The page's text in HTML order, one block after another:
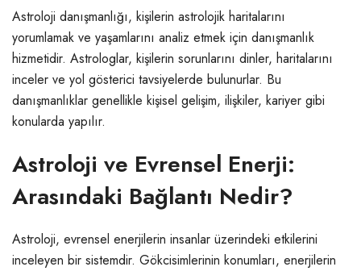
Astroloji danışmanlığı, kişilerin astrolojik haritalarını
yorumlamak ve yaşamlarını analiz etmek için danışmanlık
hizmetidir. Astrologlar, kişilerin sorunlarını dinler, haritalarını
inceler ve yol gösterici tavsiyelerde bulunurlar. Bu
danışmanlıklar genellikle kişisel gelişim, ilişkiler, kariyer gibi
konularda yapılır.
Astroloji ve Evrensel Enerji:
Arasındaki Bağlantı Nedir?
Astroloji, evrensel enerjilerin insanlar üzerindeki etkilerini
inceleyen bir sistemdir. Gökcisimlerinin konumları, enerjilerin